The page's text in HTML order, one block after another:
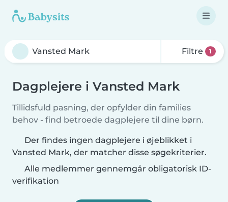
Filtre 1
Dagplejere i Vansted Mark
Tillidsfuld pasning, der opfylder din families
behov - find betroede dagplejere til dine børn.
Der findes ingen dagplejere i øjeblikket i
Vansted Mark, der matcher disse søgekriterier.
Alle medlemmer gennemgår obligatorisk ID-
verifikation